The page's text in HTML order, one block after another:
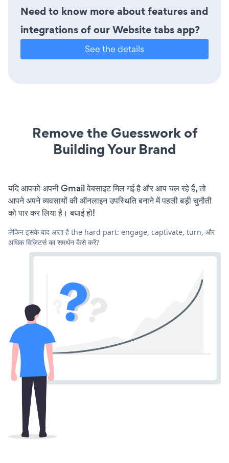
Need to know more about features and
integrations of our Website tabs app?
See the details
Remove the Guesswork of
Building Your Brand
यदि आपको अपनी Gmail वेबसाइट मिल गई है और आप चल रहे हैं, तो
आपने अपने व्यवसायों की ऑनलाइन उपस्थिति बनाने में पहली बड़ी चुनौती
को पार कर लिया है। बधाई हो!
लेकिन इसके बाद आता है the hard part: engage, captivate, turn, और
अधिक विज़िटर्स का समर्थन कैसे करें?